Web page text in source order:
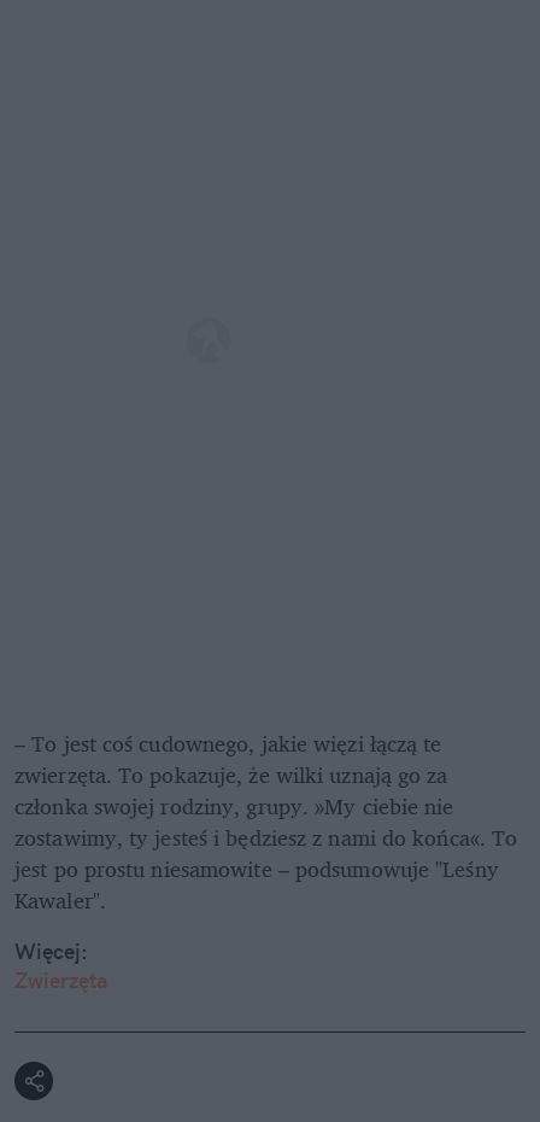
– To jest coś cudownego, jakie więzi łączą te
zwierzęta. To pokazuje, że wilki uznają go za
członka swojej rodziny, grupy. »My ciebie nie
zostawimy, ty jesteś i będziesz z nami do końca«. To
jest po prostu niesamowite – podsumowuje "Leśny
Kawaler".
Więcej:
Zwierzęta